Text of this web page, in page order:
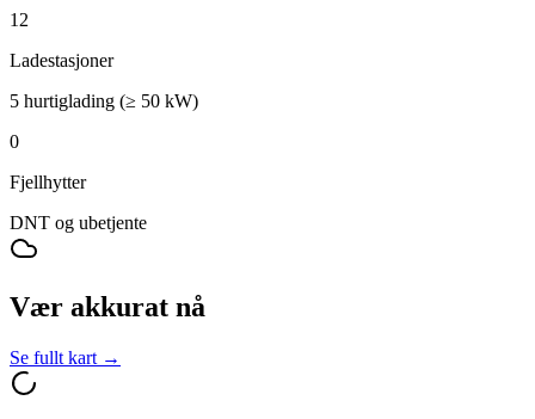
12
Ladestasjoner
5 hurtiglading (≥ 50 kW)
0
Fjellhytter
DNT og ubetjente
Vær akkurat nå
Se fullt kart →